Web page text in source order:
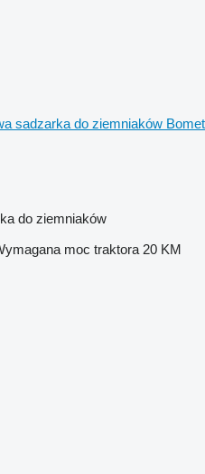
sadzarka do ziemniaków Bomet
do ziemniaków
moc traktora 20 KM